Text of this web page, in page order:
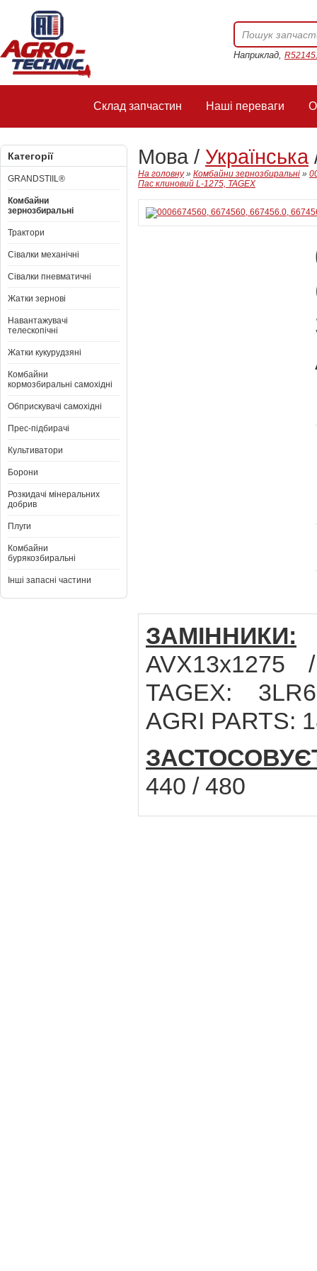
Наприклад,
Склад запчастин Наші переваги
Категорії
GRANDSTIIL®
Комбайни
зернозбиральні
Трактори
Сівалки механічні
Сівалки пневматичні
Жатки зернові
Навантажувачі
телескопічні
Жатки кукурудзяні
Комбайни
кормозбиральні самохідні
Обприскувачі самохідні
Прес-підбирачі
Культиватори
Борони
Розкидачі мінеральних
добрив
Плуги
Комбайни
бурякозбиральні
Інші запасні частини
Мова / Українська
На головну» Комбайни зернозбиральні »
Пас клиновий L-1275, TAGEX
ЗАМІННИКИ:
AVX13x1275
TAGEX:
AGRI PARTS:
440 / 480